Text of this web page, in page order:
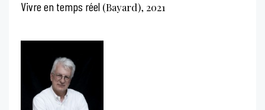
Vivre en temps réel (Bayard), 2021